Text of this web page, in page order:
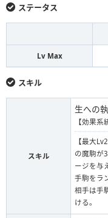
ステータス
Lv Max
スキル
スキル
生への
【効果系
【最大
の魔駒が
ージを与
手駒をラ
相手は手
ける。